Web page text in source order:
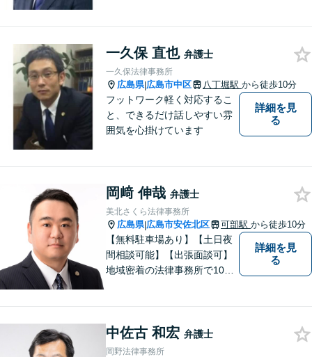
の「平和」が実現できるよ
う、依頼者一人ひとりに寄り
添い、解決へ導きます。
一久保 直也 弁護士
一久保法律事務所
広島県|広島市中区 八丁堀駅 から徒歩10分
フットワーク軽く対応するこ
と、できるだけ話しやすい雰
囲気を心掛けています
詳細を見
る
岡﨑 伸哉 弁護士
美北さくら法律事務所
広島県|広島市安佐北区 可部駅 から徒歩10分
【無料駐車場あり】【土日夜
間相談可能】【出張面談可】
地域密着の法律事務所で10年
面談も承っています！【借金
問題相談無料】
詳細を見
る
中佐古 和宏 弁護士
岡野法律事務所